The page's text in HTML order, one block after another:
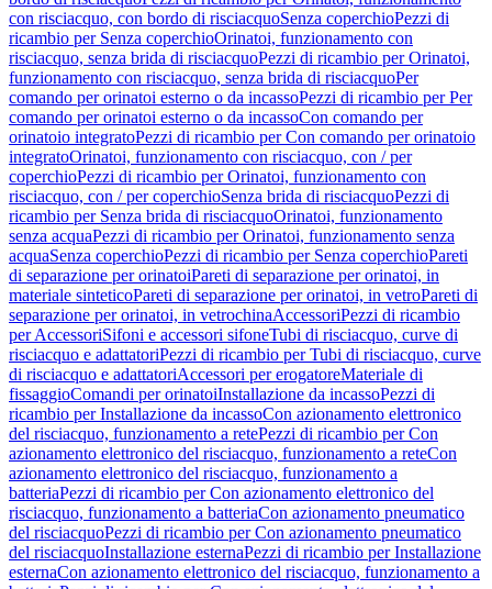
con risciacquo, con bordo di risciacquoSenza coperchioPezzi di
ricambio per Senza coperchioOrinatoi, funzionamento con
risciacquo, senza brida di risciacquoPezzi di ricambio per Orinatoi,
funzionamento con risciacquo, senza brida di risciacquoPer
comando per orinatoi esterno o da incassoPezzi di ricambio per Per
comando per orinatoi esterno o da incassoCon comando per
orinatoio integratoPezzi di ricambio per Con comando per orinatoio
integratoOrinatoi, funzionamento con risciacquo, con / per
coperchioPezzi di ricambio per Orinatoi, funzionamento con
risciacquo, con / per coperchioSenza brida di risciacquoPezzi di
ricambio per Senza brida di risciacquoOrinatoi, funzionamento
senza acquaPezzi di ricambio per Orinatoi, funzionamento senza
acquaSenza coperchioPezzi di ricambio per Senza coperchioPareti
di separazione per orinatoiPareti di separazione per orinatoi, in
materiale sinteticoPareti di separazione per orinatoi, in vetroPareti di
separazione per orinatoi, in vetrochinaAccessoriPezzi di ricambio
per AccessoriSifoni e accessori sifoneTubi di risciacquo, curve di
risciacquo e adattatoriPezzi di ricambio per Tubi di risciacquo, curve
di risciacquo e adattatoriAccessori per erogatoreMateriale di
fissaggioComandi per orinatoiInstallazione da incassoPezzi di
ricambio per Installazione da incassoCon azionamento elettronico
del risciacquo, funzionamento a retePezzi di ricambio per Con
azionamento elettronico del risciacquo, funzionamento a reteCon
azionamento elettronico del risciacquo, funzionamento a
batteriaPezzi di ricambio per Con azionamento elettronico del
risciacquo, funzionamento a batteriaCon azionamento pneumatico
del risciacquoPezzi di ricambio per Con azionamento pneumatico
del risciacquoInstallazione esternaPezzi di ricambio per Installazione
esternaCon azionamento elettronico del risciacquo, funzionamento a